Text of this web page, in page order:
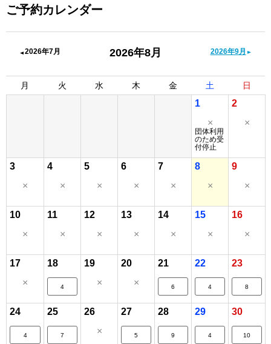
ご予約カレンダー
2026年8月
2026年7月 2026年9月
月 火 水 木 金 土 日
1
×
団体利用
のため受
付停止
2
×
3
×
4
×
5
×
6
×
7
×
8
×
9
×
10
×
11
×
12
×
13
×
14
×
15
×
16
×
17
×
18
4
19
×
20
×
21
6
22
4
23
8
24
4
25
7
26
×
27
5
28
9
29
4
30
10